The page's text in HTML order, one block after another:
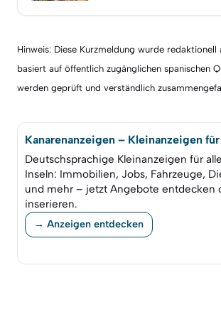
Hinweis: Diese Kurzmeldung wurde redaktionell
basiert auf öffentlich zugänglichen spanischen
werden geprüft und verständlich
Kanarenanzeigen – Kleinanzeigen
Deutschsprachige Kleinanzeigen für
Inseln: Immobilien, Jobs, Fahrzeuge,
und mehr – jetzt Angebote entdecken
inserieren.
→ Anzeigen entdecken